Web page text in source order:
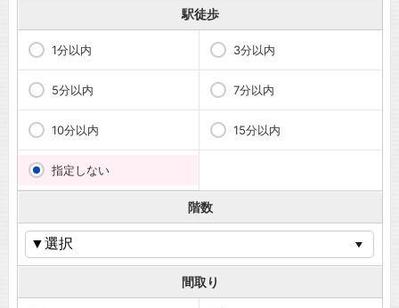
駅徒歩
1分以内 3分以内
5分以内 7分以内
10分以内 15分以内
指定しない
階数
間取り